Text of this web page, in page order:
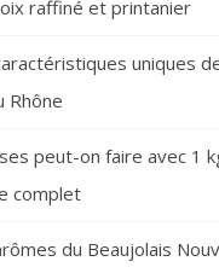
raffiné et printanier
uniques
Rhône
peut-on faire avec 1
complet
du Beaujolais